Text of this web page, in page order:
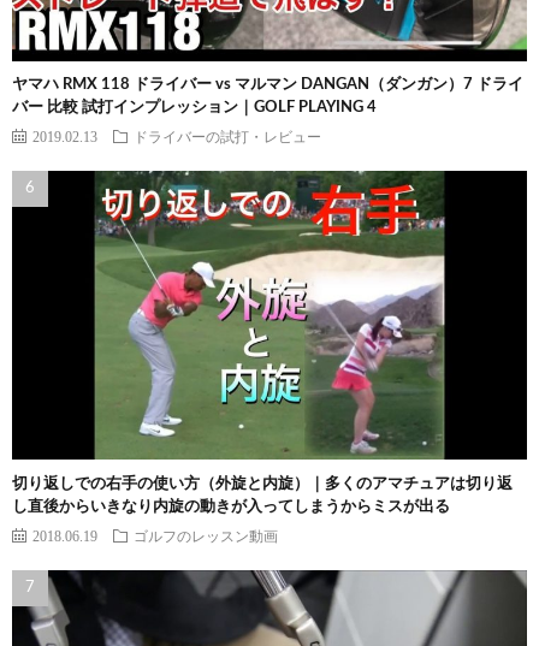
ヤマハ RMX 118 ドライバー vs マルマン DANGAN（ダンガン）7 ドライ
バー 比較 試打インプレッション｜GOLF PLAYING 4
2019.02.13 ドライバーの試打・レビュー
切り返しでの右手の使い方（外旋と内旋）｜多くのアマチュアは切り返
し直後からいきなり内旋の動きが入ってしまうからミスが出る
2018.06.19 ゴルフのレッスン動画